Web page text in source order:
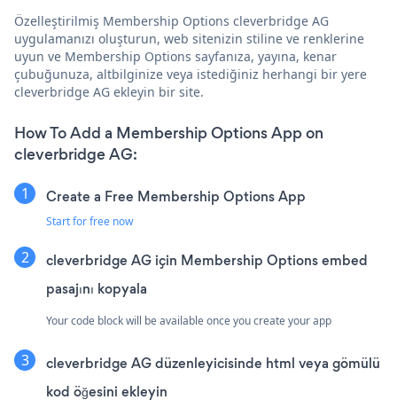
Özelleştirilmiş Membership Options cleverbridge AG
uygulamanızı oluşturun, web sitenizin stiline ve renklerine
uyun ve Membership Options sayfanıza, yayına, kenar
çubuğunuza, altbilginize veya istediğiniz herhangi bir yere
cleverbridge AG ekleyin bir site.
How To Add a Membership Options App on
cleverbridge AG:
Create a Free Membership Options App
Start for free now
cleverbridge AG için Membership Options embed
pasajını kopyala
Your code block will be available once you create your app
cleverbridge AG düzenleyicisinde html veya gömülü
kod öğesini ekleyin